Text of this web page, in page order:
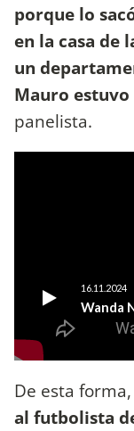
porque lo
en la casa de
un
Mauro
panelista.
De esta forma,
al futbolista